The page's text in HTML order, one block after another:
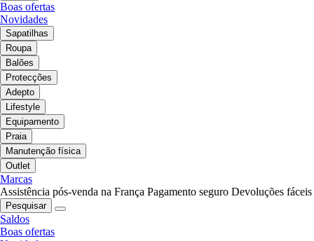
Boas ofertas
Novidades
Sapatilhas
Roupa
Balões
Protecções
Adepto
Lifestyle
Equipamento
Praia
Manutenção física
Outlet
Marcas
Assistência pós-venda na França Pagamento seguro Devoluções fáceis
Pesquisar
Saldos
Boas ofertas